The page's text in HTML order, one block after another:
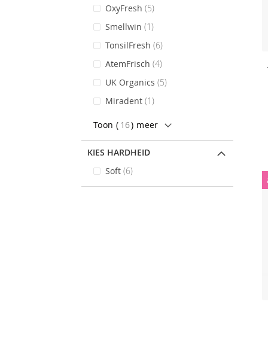
OxyFresh 5
items
Smellwin 1
stuk
TonsilFresh 6
items
AtemFrisch 4
items
UK Organics 5
items
Miradent 1
stuk
Toon ( 16) meer
KIES HARDHEID
Soft 6
items